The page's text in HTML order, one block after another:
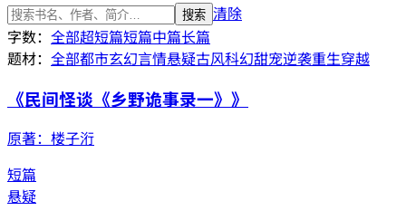
搜索 清除
字数： 全部超短篇短篇中篇长篇
题材： 全部都市玄幻言情悬疑古风科幻甜宠逆袭重生穿越
《民间怪谈《乡野诡事录一》 》
原著： 楼子洐
短篇
悬疑